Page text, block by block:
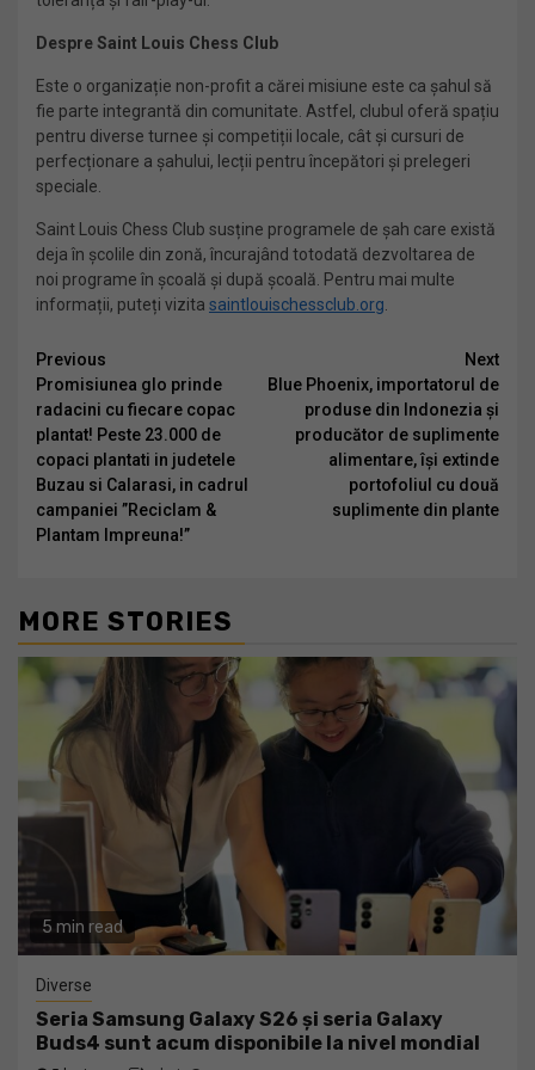
Despre Saint Louis Chess Club
Este o organizație non-profit a cărei misiune este ca șahul să
fie parte integrantă din comunitate. Astfel, clubul oferă spațiu
pentru diverse turnee și competiții locale, cât și cursuri de
perfecționare a șahului, lecții pentru începători și prelegeri
speciale.
Saint Louis Chess Club susține programele de șah care există
deja în școlile din zonă, încurajând totodată dezvoltarea de
noi programe în școală și după școală. Pentru mai multe
informații, puteți vizita saintlouischessclub.org
Continue
Reading
Previous
Promisiunea glo prinde
radacini cu fiecare copac
plantat! Peste 23.000 de
copaci plantati in judetele
Buzau si Calarasi, in cadrul
campaniei ”Reciclam &
Plantam Impreuna!”
Next
Blue Phoenix, importatorul de
produse din Indonezia și
producător de suplimente
alimentare, își extinde
portofoliul cu două
suplimente din plante
MORE STORIES
5 min read
Diverse
Seria Samsung Galaxy S26 și seria Galaxy
Buds4 sunt acum disponibile la nivel mondial